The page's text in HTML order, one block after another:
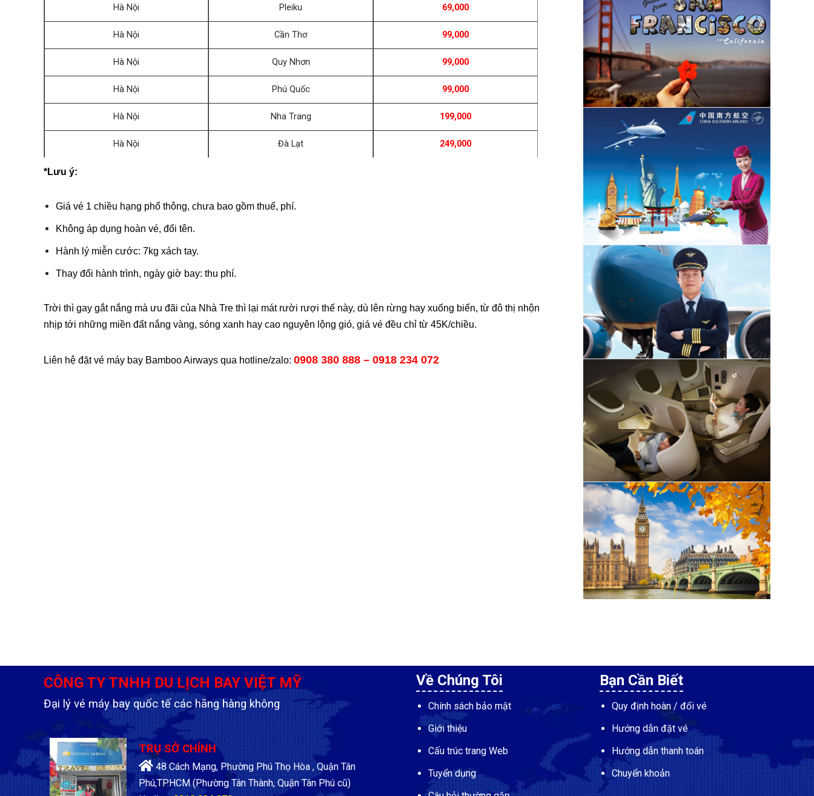
Hà Nội Pleiku 69,000
Hà Nội Cần Thơ 99,000
Hà Nội Quy Nhơn 99,000
Hà Nội Phú Quốc 99,000
Hà Nội Nha Trang 199,000
Hà Nội Đà Lạt 249,000
*Lưu ý:
Giá vé 1 chiều hạng phổ thông, chưa bao gồm thuế, phí.
Không áp dụng hoàn vé, đổi tên.
Hành lý miễn cước: 7kg xách tay.
Thay đổi hành trình, ngày giờ bay: thu phí.
Trời thì gay gắt nắng mà ưu đãi của Nhà Tre thì lại mát rười rượi thế này, dù lên rừng hay xuống biển, từ đô thị nhộn
nhịp tới những miền đất nắng vàng, sóng xanh hay cao nguyên lộng gió, giá vé đều chỉ từ 45K/chiều.
Liên hệ đặt vé máy bay Bamboo Airways qua hotline/zalo: 0908 380 888 – 0918 234 072
CÔNG TY TNHH DU LỊCH BAY VIỆT MỸ
Đại lý vé máy bay quốc tế các hãng hàng không
TRỤ SỞ CHÍNH
48 Cách Mạng, Phường Phú Thọ Hòa , Quận Tân
Phú,TP.HCM(Phường Tân Thành, Quận Tân Phú cũ)
Về Chúng Tôi
Chính sách bảo mật
Giới thiệu
Cấu trúc trang Web
Tuyển dụng
Bạn Cần Biết
Quy định hoàn / đổi vé
Hướng dẫn đặt vé
Hướng dẫn thanh toán
Chuyển khoản